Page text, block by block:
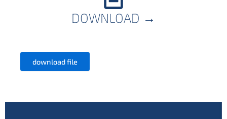
DOWNLOAD →
download file